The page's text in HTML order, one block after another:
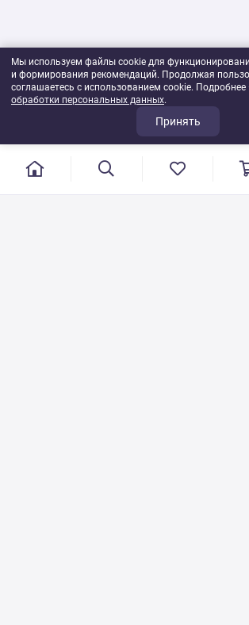
Мы используем файлы cookie для
и формирования рекомендаций. Продолжая
соглашаетесь с использованием cookie. Подробнее
обработки персональных данных.
Принять